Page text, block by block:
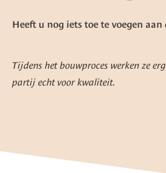
Heeft u nog iets toe te voegen
Tijdens het bouwproces werken ze
partij echt voor kwaliteit.